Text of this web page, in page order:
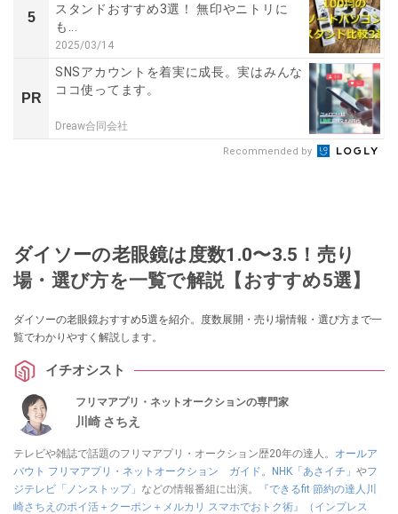
5
スタンドおすすめ3選！ 無印やニトリに
も...
2025/03/14
PR
SNSアカウントを着実に成長。実はみんな
ココ使ってます。
Dreaw合同会社
Recommended by
ダイソーの老眼鏡は度数1.0〜3.5！売り
場・選び方を一覧で解説【おすすめ5選】
ダイソーの老眼鏡おすすめ5選を紹介。度数展開・売り場情報・選び方まで一
覧でわかりやすく解説します。
イチオシスト
フリマアプリ・ネットオークションの専門家
川崎 さちえ
テレビや雑誌で話題のフリマアプリ・オークション歴20年の達人。 オールア
バウト フリマアプリ・ネットオークション ガイド 。 NHK「あさイチ」 やフ
ジテレビ「ノンストップ」 などの情報番組に出演。
『できるfit 節約の達人川
崎さちえのポイ活＋クーポン＋メルカリ スマホでおトク術』（インプレス